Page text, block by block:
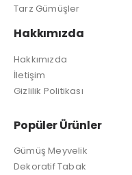
Tarz Gümüşler
Hakkımızda
Hakkımızda
İletişim
Gizlilik Politikası
Popüler Ürünler
Gümüş Meyvelik
Dekoratif Tabak